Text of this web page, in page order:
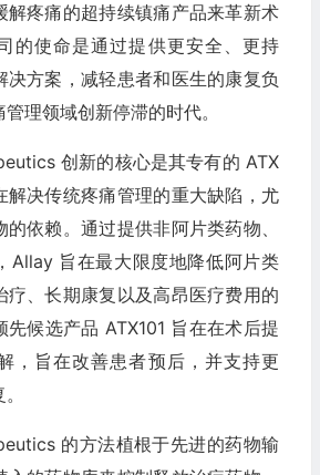
解疼痛的超持续镇痛产品来革新术
的使命是通过提供更安全、更持
决方案，减轻患者和医生的康复负
理领域创新停滞的时代。
创新的核心是其专有的 ATX
解决传统疼痛管理的重大缺陷，尤
依赖。通过提供非阿片类药物、
Allay 旨在最大限度地降低阿片类
疗、长期康复以及高昂医疗费用的
先候选产品 ATX101 旨在在术后提
，旨在改善患者预后，并支持更
的方法植根于先进的药物输